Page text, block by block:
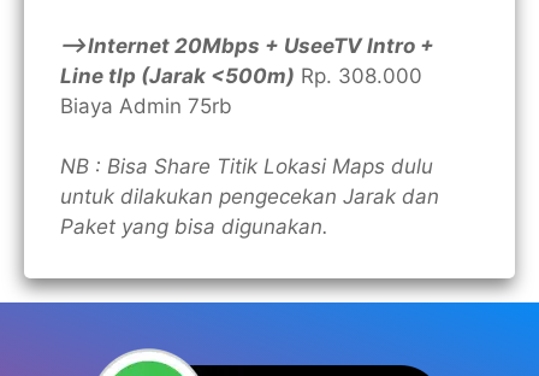
—>Internet 20Mbps + UseeTV Intro +
Line tlp (Jarak <500m) Rp. 308.000
Biaya Admin 75rb
NB : Bisa Share Titik Lokasi Maps dulu
untuk dilakukan pengecekan Jarak dan
Paket yang bisa digunakan.